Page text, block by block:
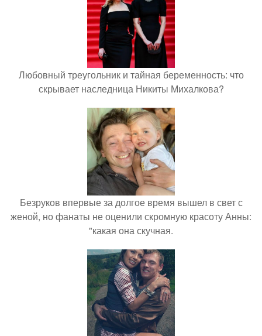
Любовный треугольник и тайная беременность: что
скрывает наследница Никиты Михалкова?
Безруков впервые за долгое время вышел в свет с
женой, но фанаты не оценили скромную красоту Анны:
"какая она скучная.